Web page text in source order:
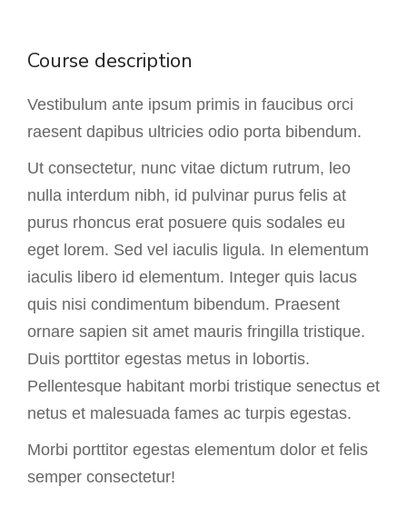
Course description
Vestibulum ante ipsum primis in faucibus orci
raesent dapibus ultricies odio porta bibendum.
Ut consectetur, nunc vitae dictum rutrum, leo
nulla interdum nibh, id pulvinar purus felis at
purus rhoncus erat posuere quis sodales eu
eget lorem. Sed vel iaculis ligula. In elementum
iaculis libero id elementum. Integer quis lacus
quis nisi condimentum bibendum. Praesent
ornare sapien sit amet mauris fringilla tristique.
Duis porttitor egestas metus in lobortis.
Pellentesque habitant morbi tristique senectus et
netus et malesuada fames ac turpis egestas.
Morbi porttitor egestas elementum dolor et felis
semper consectetur!